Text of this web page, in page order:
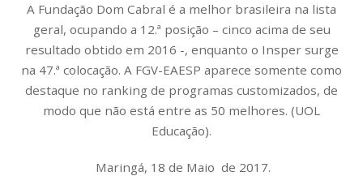
A Fundação Dom Cabral é a melhor brasileira na lista
geral, ocupando a 12.ª posição – cinco acima de seu
resultado obtido em 2016 -, enquanto o Insper surge
na 47.ª colocação. A FGV-EAESP aparece somente como
destaque no ranking de programas customizados, de
modo que não está entre as 50 melhores. (UOL
Educação).
Maringá, 18 de Maio de 2017.